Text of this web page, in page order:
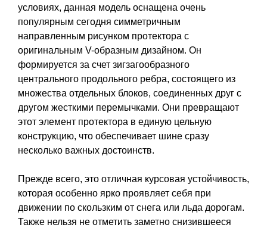
условиях, данная модель оснащена очень
популярным сегодня симметричным
направленным рисунком протектора с
оригинальным V-образным дизайном. Он
формируется за счет зигзагообразного
центрального продольного ребра, состоящего из
множества отдельных блоков, соединенных друг с
другом жесткими перемычками. Они превращают
этот элемент протектора в единую цельную
конструкцию, что обеспечивает шине сразу
несколько важных достоинств.
Прежде всего, это отличная курсовая устойчивость,
которая особенно ярко проявляет себя при
движении по скользким от снега или льда дорогам.
Также нельзя не отметить заметно снизившееся